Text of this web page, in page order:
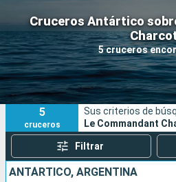
Cruceros Antártico
5 cruceros
Nuestros destinos
Fecha de salida
Puertos
5
cruceros
Sus criterios de
Le Commandant
Filtrar
ANTÁRTICO, ARGENTINA